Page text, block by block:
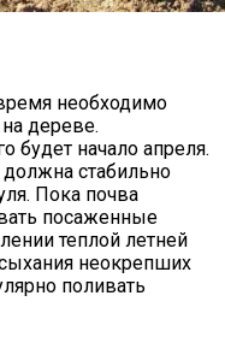
необходимо
дереве.
будет начало апреля.
должна стабильно
Пока почва
посаженные
теплой летней
неокрепших
поливать